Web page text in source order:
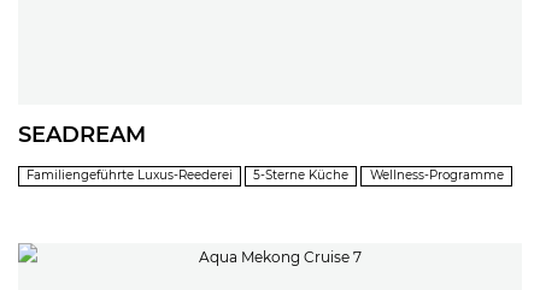
SEADREAM
Familiengeführte Luxus-Reederei 5-Sterne Küche Wellness-Programme